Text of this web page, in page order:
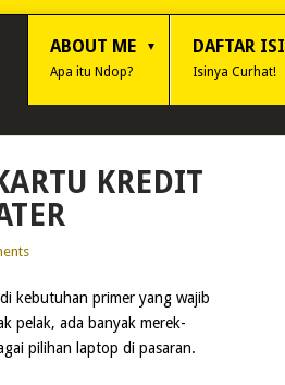
ABOUT ME
Apa itu Ndop?
DAFTAR ISI
Isinya Curhat!
KREDIT
kebutuhan primer yang wajib
pelak, ada banyak merek-
pilihan laptop di pasaran.